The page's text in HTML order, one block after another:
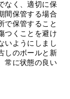
なく、適切に保
間保管する場合
で保管すること
つくことを避け
いようにしまし
しのボールと新
常に状態の良い